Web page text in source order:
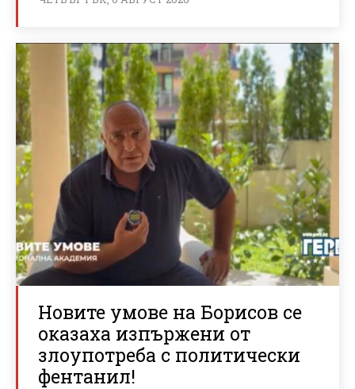
Новите умове на Борисов се
оказаха изпържени от
злоупотреба с политически
фентанил!